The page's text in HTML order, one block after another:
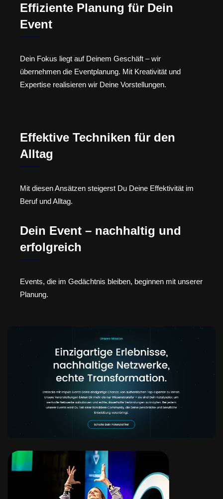
Effiziente Planung für Dein
Event
Dein Fokus liegt auf Deinem Geschäft – wir
übernehmen die Eventplanung. Mit Kreativität und
Expertise realisieren wir Deine Vorstellungen.
Effektive Techniken für den
Alltag
Mit diesen Ansätzen steigerst Du Deine Effektivität im
Beruf und Alltag.
Dein Event – nachhaltig und
erfolgreich
Events, die im Gedächtnis bleiben, beginnen mit unserer
Planung.